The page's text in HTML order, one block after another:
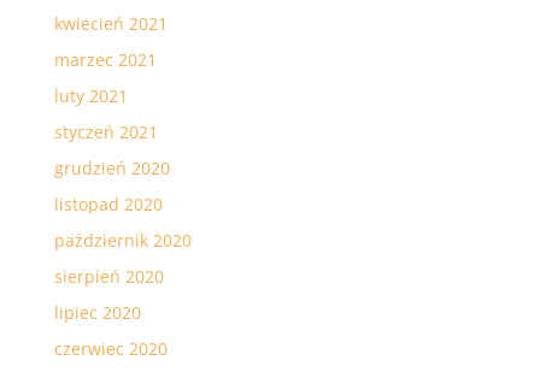
kwiecień 2021
marzec 2021
luty 2021
styczeń 2021
grudzień 2020
listopad 2020
październik 2020
sierpień 2020
lipiec 2020
czerwiec 2020